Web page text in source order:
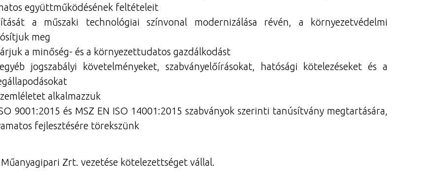
együttműködésének feltételeit
a műszaki technológiai színvonal modernizálása révén, a környezetvédelmi
meg
a minőség- és a környezettudatos gazdálkodást
jogszabályi követelményeket, szabványelőírásokat, hatósági kötelezéseket és a
alkalmazzuk
9001:2015 és MSZ EN ISO 14001:2015 szabványok szerinti tanúsítvány megtartására,
fejlesztésére törekszünk
Zrt. vezetése kötelezettséget vállal.